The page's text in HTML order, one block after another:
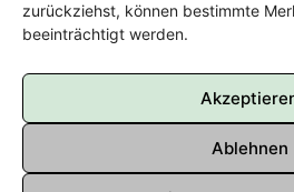
zurückziehst, können bestimmte
beeinträchtigt werden.
Ablehnen
E-Mail:oja@treffpunkt-